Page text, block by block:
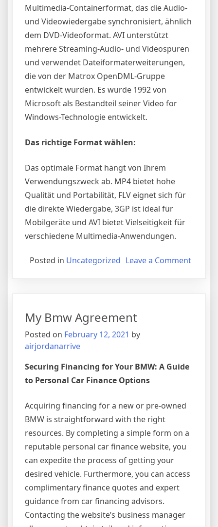
Multimedia-Containerformat, das die Audio-
und Videowiedergabe synchronisiert, ähnlich
dem DVD-Videoformat. AVI unterstützt
mehrere Streaming-Audio- und Videospuren
und verwendet Dateiformaterweiterungen,
die von der Matrox OpenDML-Gruppe
entwickelt wurden. Es wurde 1992 von
Microsoft als Bestandteil seiner Video for
Windows-Technologie entwickelt.
Das richtige Format wählen:
Das optimale Format hängt von Ihrem
Verwendungszweck ab. MP4 bietet hohe
Qualität und Portabilität, FLV eignet sich für
die direkte Wiedergabe, 3GP ist ideal für
Mobilgeräte und AVI bietet Vielseitigkeit für
verschiedene Multimedia-Anwendungen.
Posted in Uncategorized Leave a Commenton
My Bmw Agreement
Posted on February 12, 2021 by
airjordanarrive
Securing Financing for Your BMW: A Guide
to Personal Car Finance Options
Acquiring financing for a new or pre-owned
BMW is straightforward with the right
resources. By completing a simple form on a
reputable personal car finance website, you
can expedite the process of getting your
desired vehicle. Furthermore, you can access
complimentary finance quotes and expert
guidance from car financing advisors.
Contacting the website’s business manager